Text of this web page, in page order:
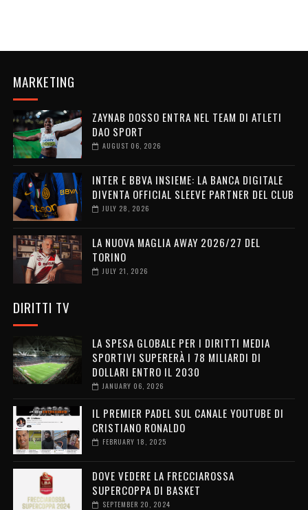
MARKETING
ZAYNAB DOSSO ENTRA NEL TEAM DI ATLETI
DAO SPORT
AUGUST 06, 2026
INTER E BBVA INSIEME: LA BANCA DIGITALE
DIVENTA OFFICIAL SLEEVE PARTNER DEL CLUB
JULY 28, 2026
LA NUOVA MAGLIA AWAY 2026/27 DEL
TORINO
JULY 21, 2026
DIRITTI TV
LA SPESA GLOBALE PER I DIRITTI MEDIA
SPORTIVI SUPERERÀ I 78 MILIARDI DI
DOLLARI ENTRO IL 2030
JANUARY 06, 2026
IL PREMIER PADEL SUL CANALE YOUTUBE DI
CRISTIANO RONALDO
FEBRUARY 18, 2025
DOVE VEDERE LA FRECCIAROSSA
SUPERCOPPA DI BASKET
SEPTEMBER 20, 2024